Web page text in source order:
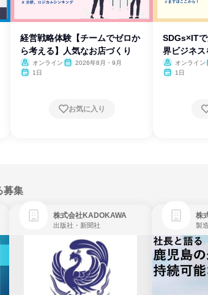
経営戦略体験【チームでゼロか
ら考える】人気なお店づくり
オンライン
2026年8月・9月
1日
お気に入り
SDGs×IT
界ビジネ
オンライン
1日
募集
株式会社KADOKAWA
出版社・新聞社
株
製